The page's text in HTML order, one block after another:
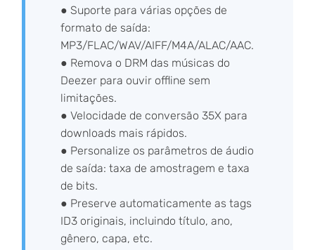
● Suporte para várias opções de
formato de saída:
MP3/FLAC/WAV/AIFF/M4A/ALAC/AAC.
● Remova o DRM das músicas do
Deezer para ouvir offline sem
limitações.
● Velocidade de conversão 35X para
downloads mais rápidos.
● Personalize os parâmetros de áudio
de saída: taxa de amostragem e taxa
de bits.
● Preserve automaticamente as tags
ID3 originais, incluindo título, ano,
gênero, capa, etc.